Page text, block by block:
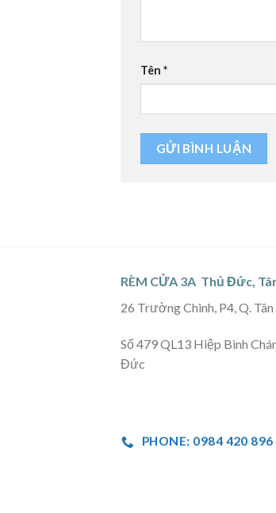
Tên *
RÈM CỬA 3A Thủ Đức,
26 Trường Chinh, P4, Q. Tân
Số 479 QL13 Hiệp Bình
Đức
PHONE: 0984 420 896